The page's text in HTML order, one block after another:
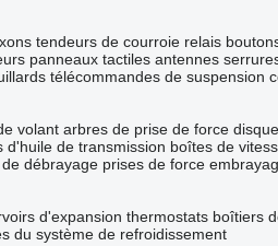
tendeurs de courroie relais
panneaux tactiles antennes
télécommandes de suspension
volant arbres de prise de force
d'huile de transmission boîtes de
débrayage prises de force
d'expansion thermostats boîtiers
du système de refroidissement